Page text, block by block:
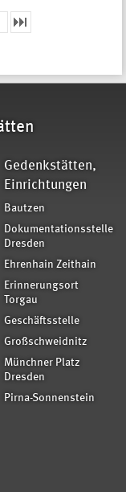
Gedenkstätten,
Einrichtungen
Bautzen
Dokumentationsstelle
Dresden
Ehrenhain Zeithain
Erinnerungsort
Torgau
Geschäftsstelle
Großschweidnitz
Münchner Platz
Dresden
Pirna-Sonnenstein